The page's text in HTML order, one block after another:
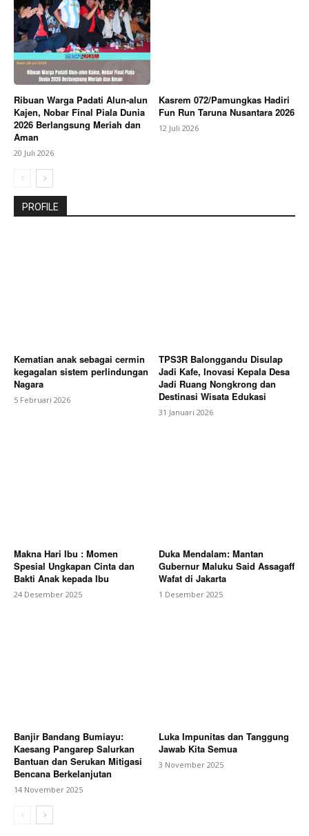
Ribuan Warga Padati Alun-alun
Kajen, Nobar Final Piala Dunia
2026 Berlangsung Meriah dan
Aman
20 Juli 2026
Kasrem 072/Pamungkas Hadiri
Fun Run Taruna Nusantara 2026
12 Juli 2026
PROFILE
Kematian anak sebagai cermin
kegagalan sistem perlindungan
Nagara
5 Februari 2026
TPS3R Balonggandu Disulap
Jadi Kafe, Inovasi Kepala Desa
Jadi Ruang Nongkrong dan
Destinasi Wisata Edukasi
31 Januari 2026
Makna Hari Ibu : Momen
Spesial Ungkapan Cinta dan
Bakti Anak kepada Ibu
24 Desember 2025
Duka Mendalam: Mantan
Gubernur Maluku Said Assagaff
Wafat di Jakarta
1 Desember 2025
Banjir Bandang Bumiayu:
Kaesang Pangarep Salurkan
Bantuan dan Serukan Mitigasi
Bencana Berkelanjutan
14 November 2025
Luka Impunitas dan Tanggung
Jawab Kita Semua
3 November 2025